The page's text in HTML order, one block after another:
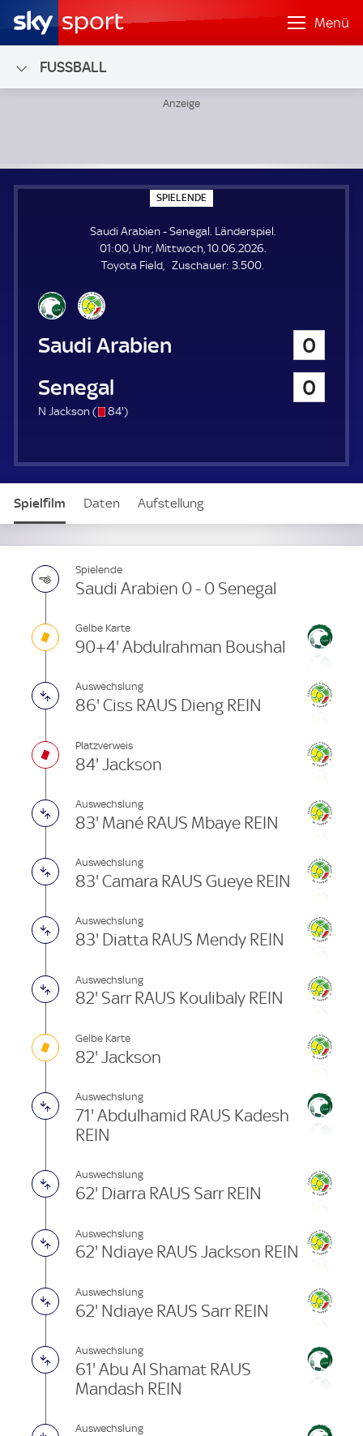
Menü
FUSSBALL
SPIELENDE
P
E
L
E
N
Saudi Arabien - Senegal. Länderspiel.
01:00, Uhr, Mittwoch, 10.06.2026.
Toyota Field
Zuschauer: Z
3.500.
Saudi Arabien
0
Senegal
0
N Jackson (
s84'8
t
)
Spielfilm Daten Aufstellung
Spielende
Saudi Arabien 0 - 0 Senegal
Gelbe Karte
90+4' Abdulrahman Boushal
Auswechslung
86' Ciss RAUS Dieng REIN
Platzverweis
84' Jackson
Auswechslung
83' Mané RAUS Mbaye REIN
Auswechslung
83' Camara RAUS Gueye REIN
Auswechslung
83' Diatta RAUS Mendy REIN
Auswechslung
82' Sarr RAUS Koulibaly REIN
Gelbe Karte
82' Jackson
Auswechslung
71' Abdulhamid RAUS Kadesh
REIN
Auswechslung
62' Diarra RAUS Sarr REIN
Auswechslung
62' Ndiaye RAUS Jackson REIN
Auswechslung
62' Ndiaye RAUS Sarr REIN
Auswechslung
61' Abu Al Shamat RAUS
Mandash REIN
Auswechslung